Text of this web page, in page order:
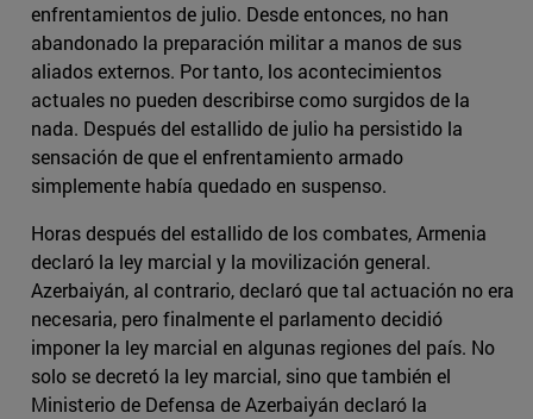
enfrentamientos de julio. Desde entonces, no han
abandonado la preparación militar a manos de sus
aliados externos. Por tanto, los acontecimientos
actuales no pueden describirse como surgidos de la
nada. Después del estallido de julio ha persistido la
sensación de que el enfrentamiento armado
simplemente había quedado en suspenso.
Horas después del estallido de los combates, Armenia
declaró la ley marcial y la movilización general.
Azerbaiyán, al contrario, declaró que tal actuación no era
necesaria, pero finalmente el parlamento decidió
imponer la ley marcial en algunas regiones del país. No
solo se decretó la ley marcial, sino que también el
Ministerio de Defensa de Azerbaiyán declaró la